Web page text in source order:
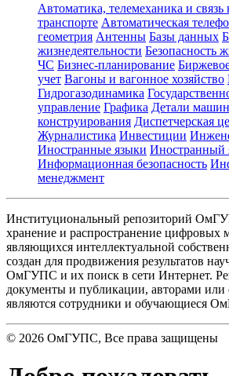
Автоматика, телемеханика и
транспорте Автоматическая
геометрия Антенны Базы данных
жизнедеятельности Безопасность
ЧС Бизнес-планирование
учет Вагоны и вагонное хозяйство
Гидрогазодинамика
управление Графика Детали
конструирования Диспетчерская
Журналистика Инвестиции
Иностранные языки Иностранный
Информационная безопасность
менеджмент
Институциональный репозиторий
хранение и распространение цифровых
являющихся интеллектуальной
создан для продвижения результатов
ОмГУПС и их поиск в сети Интернет.
документы и публикации, авторами или
являются сотрудники и обучающиеся
© 2026 ОмГУПС, Все права защищены